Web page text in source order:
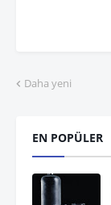
Daha yeni
EN POPÜLER